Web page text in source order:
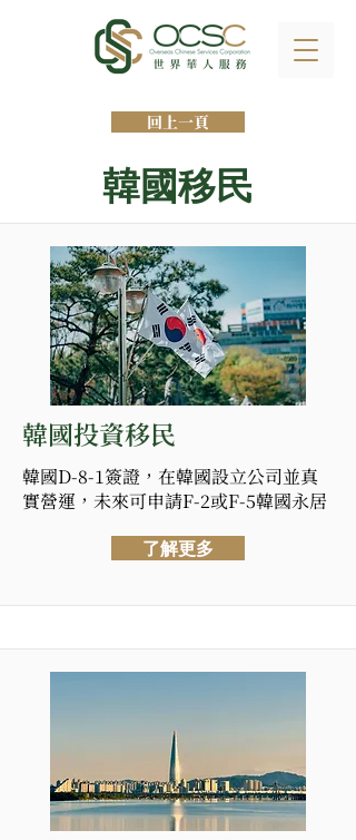
回上一頁
韓國移民
韓國投資移民
韓國D-8-1簽證，在韓國設立公司並真
實營運，未來可申請F-2或F-5韓國永居
了解更多